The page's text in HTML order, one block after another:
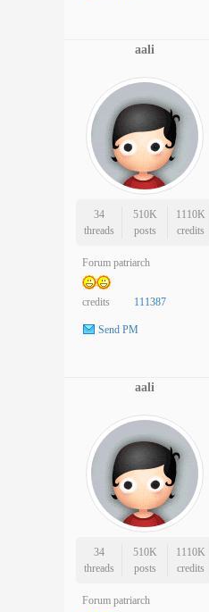
aali
34
threads
510K
posts
1110K
credits
Forum patriarch
credits 111387
Send PM
aali
34
threads
510K
posts
1110K
credits
Forum patriarch